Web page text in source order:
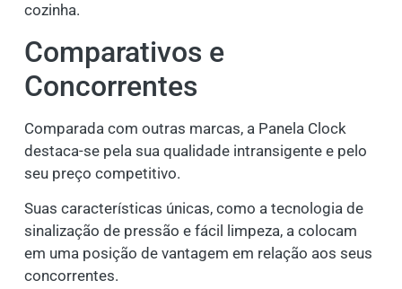
cozinha.
Comparativos e
Concorrentes
Comparada com outras marcas, a Panela Clock
destaca-se pela sua qualidade intransigente e pelo
seu preço competitivo.
Suas características únicas, como a tecnologia de
sinalização de pressão e fácil limpeza, a colocam
em uma posição de vantagem em relação aos seus
concorrentes.